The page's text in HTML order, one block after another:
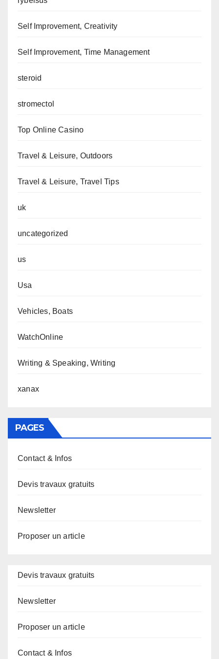
Self Improvement, Creativity
Self Improvement, Time Management
steroid
stromectol
Top Online Casino
Travel & Leisure, Outdoors
Travel & Leisure, Travel Tips
uk
uncategorized
us
Usa
Vehicles, Boats
WatchOnline
Writing & Speaking, Writing
xanax
PAGES
Contact & Infos
Devis travaux gratuits
Newsletter
Proposer un article
Devis travaux gratuits
Newsletter
Proposer un article
Contact & Infos